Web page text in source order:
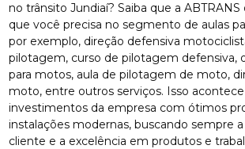
no trânsito Jundiaí? Saiba que a
que você precisa no segmento de aulas
por exemplo, direção defensiva
pilotagem, curso de pilotagem defensiva,
para motos, aula de pilotagem de moto,
moto, entre outros serviços. Isso acontece
investimentos da empresa com ótimos
instalações modernas, buscando sempre
cliente e a excelência em produtos e